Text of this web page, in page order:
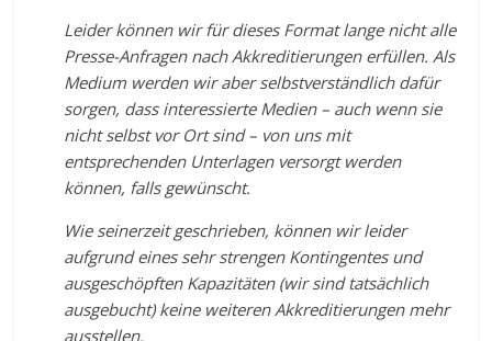
Leider können wir für dieses Format lange nicht alle
Presse-Anfragen nach Akkreditierungen erfüllen. Als
Medium werden wir aber selbstverständlich dafür
sorgen, dass interessierte Medien – auch wenn sie
nicht selbst vor Ort sind – von uns mit
entsprechenden Unterlagen versorgt werden
können, falls gewünscht.
Wie seinerzeit geschrieben, können wir leider
aufgrund eines sehr strengen Kontingentes und
ausgeschöpften Kapazitäten (wir sind tatsächlich
ausgebucht) keine weiteren Akkreditierungen mehr
ausstellen.